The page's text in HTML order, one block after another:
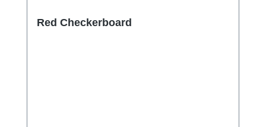
Red Checkerboard